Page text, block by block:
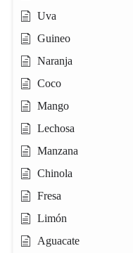
Uva
Guineo
Naranja
Coco
Mango
Lechosa
Manzana
Chinola
Fresa
Limón
Aguacate